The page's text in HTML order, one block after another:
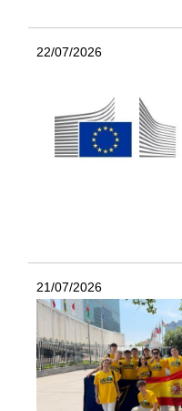
22/07/2026
21/07/2026